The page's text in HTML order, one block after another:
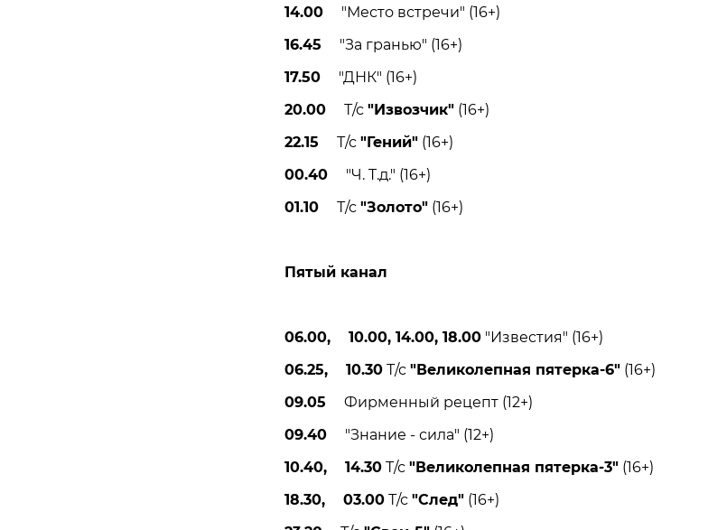
14.00"Место встречи" (16+)
16.45 "За гранью" (16+)
17.50"ДНК" (16+)
20.00Т/с "Извозчик"(16+)
22.15 Т/с "Гений"(16+)
00.40"Ч. T.д." (16+)
01.10Т/с "Золото"(16+)
Пятый канал
06.00, 10.00, 14.00, 18.00"Известия" (16+)
06.25, 10.30Т/с "Великолепная пятерка-6"(16+)
09.05 Фирменный рецепт (12+)
09.40"Знание - сила" (12+)
10.40, 14.30Т/с "Великолепная пятерка-3"(16+)
18.30, 03.00Т/с "След"(16+)